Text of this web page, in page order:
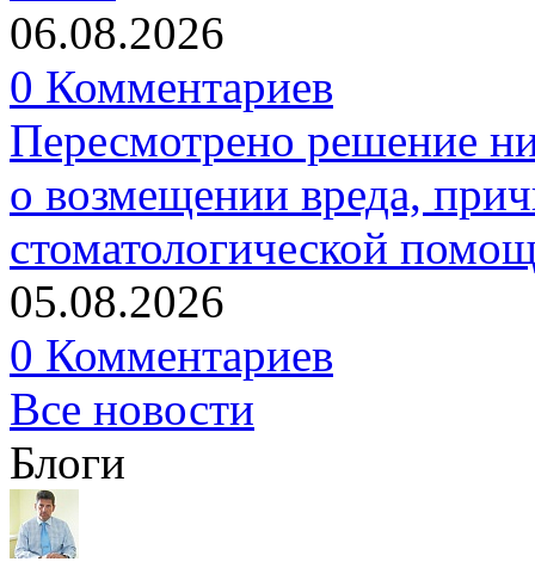
06.08.2026
0 Комментариев
Пересмотрено решение
о возмещении вреда,
стоматологической
05.08.2026
0 Комментариев
Все новости
Блоги